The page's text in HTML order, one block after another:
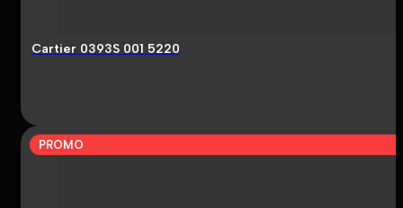
Cartier 0393S 001 5220
PROMO